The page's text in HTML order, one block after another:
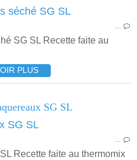
SG SL Recette faite au
PLUS
SG SL
Recette faite au thermomix